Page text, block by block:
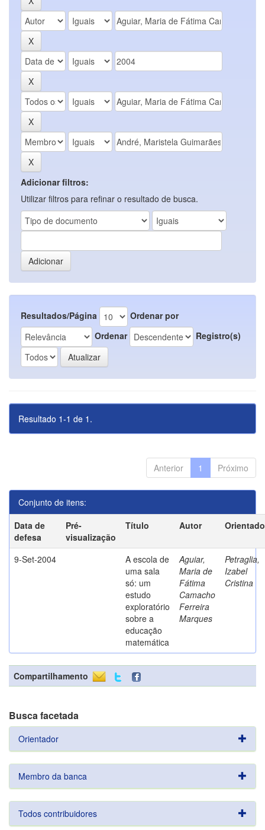
Adicionar filtros:
Utilizar filtros para refinar o resultado de busca.
Resultados/Página
Ordenar por
Ordenar
Registro(s)
Resultado 1-1 de 1.
Anterior 1 Próximo
Conjunto de itens:
Data de
defesa
Pré-
visualização
Título Autor
9-Set-2004
A escola de
uma sala
só: um
estudo
exploratório
sobre a
educação
matemática
Aguiar,
Maria de
Fátima
Camacho
Ferreira
Marques
Petraglia,
Izabel
Cristina
Compartilhamento
Busca facetada
Orientador
Membro da banca
Todos contribuidores